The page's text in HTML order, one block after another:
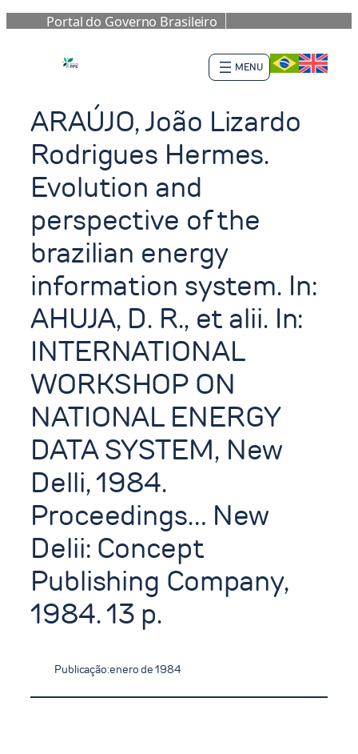
Portal do Governo Brasileiro
al
contenido
ARAÚJO, João Lizardo
Rodrigues Hermes.
Evolution and
perspective of the
brazilian energy
information system. In:
AHUJA, D. R., et alii. In:
INTERNATIONAL
WORKSHOP ON
NATIONAL ENERGY
DATA SYSTEM, New
Delli, 1984.
Proceedings… New
Delii: Concept
Publishing Company,
1984. 13 p.
Publicação:enero de 1984